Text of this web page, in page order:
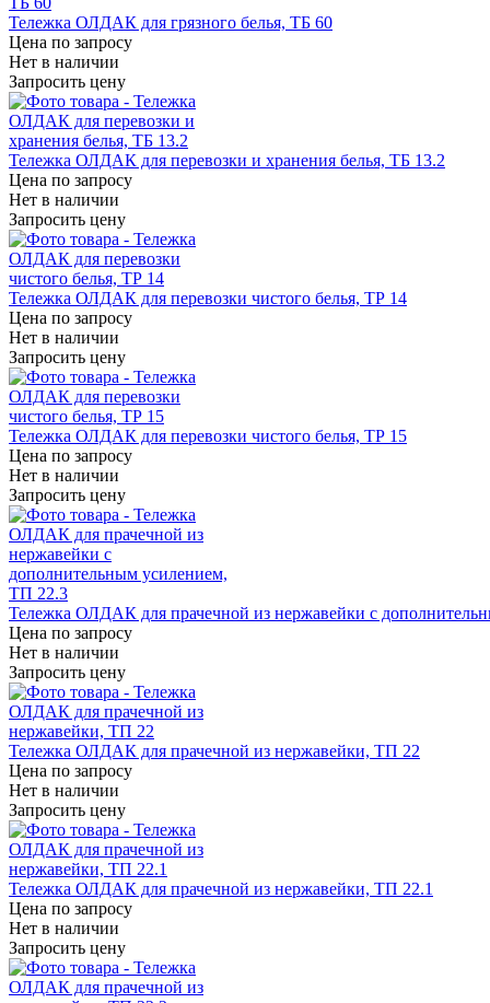
Тележка ОЛДАК для грязного белья, ТБ 60
Цена по запросу
Нет в наличии
Запросить цену
Тележка ОЛДАК для перевозки и хранения белья, ТБ 13.2
Цена по запросу
Нет в наличии
Запросить цену
Тележка ОЛДАК для перевозки чистого белья, ТР 14
Цена по запросу
Нет в наличии
Запросить цену
Тележка ОЛДАК для перевозки чистого белья, ТР 15
Цена по запросу
Нет в наличии
Запросить цену
Тележка ОЛДАК для прачечной из нержавейки с
Цена по запросу
Нет в наличии
Запросить цену
Тележка ОЛДАК для прачечной из нержавейки, ТП 22
Цена по запросу
Нет в наличии
Запросить цену
Тележка ОЛДАК для прачечной из нержавейки, ТП 22.1
Цена по запросу
Нет в наличии
Запросить цену